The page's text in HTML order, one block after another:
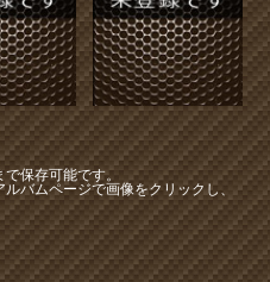
保存可能です。
バムページで画像をクリックし、